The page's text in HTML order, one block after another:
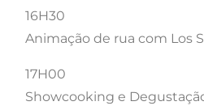
16H30
Animação de rua com Los
17H00
Showcooking e